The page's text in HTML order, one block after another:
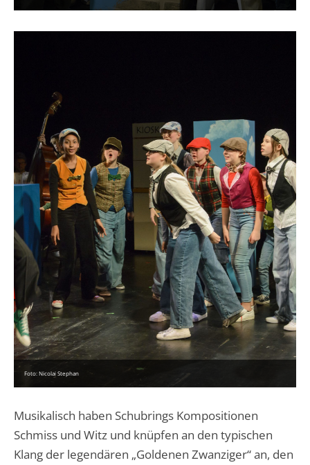
Foto: Nicolai Stephan
Musikalisch haben Schubrings Kompositionen
Schmiss und Witz und knüpfen an den typischen
Klang der legendären „Goldenen Zwanziger“ an, den